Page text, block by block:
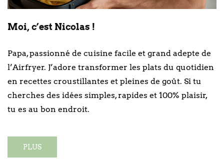
Moi, c’est Nicolas !
Papa, passionné de cuisine facile et grand adepte de
l’Airfryer. J’adore transformer les plats du quotidien
en recettes croustillantes et pleines de goût. Si tu
cherches des idées simples, rapides et 100% plaisir,
tu es au bon endroit.
PLUS